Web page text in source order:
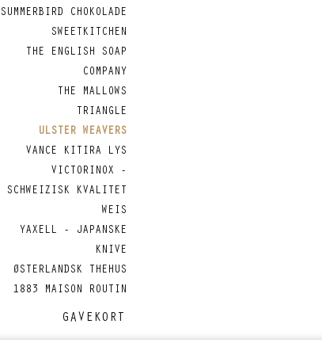
SUMMERBIRD CHOKOLADE
SWEETKITCHEN
THE ENGLISH SOAP
COMPANY
THE MALLOWS
TRIANGLE
ULSTER WEAVERS
VANCE KITIRA LYS
VICTORINOX -
SCHWEIZISK KVALITET
WEIS
YAXELL - JAPANSKE
KNIVE
ØSTERLANDSK THEHUS
1883 MAISON ROUTIN
GAVEKORT